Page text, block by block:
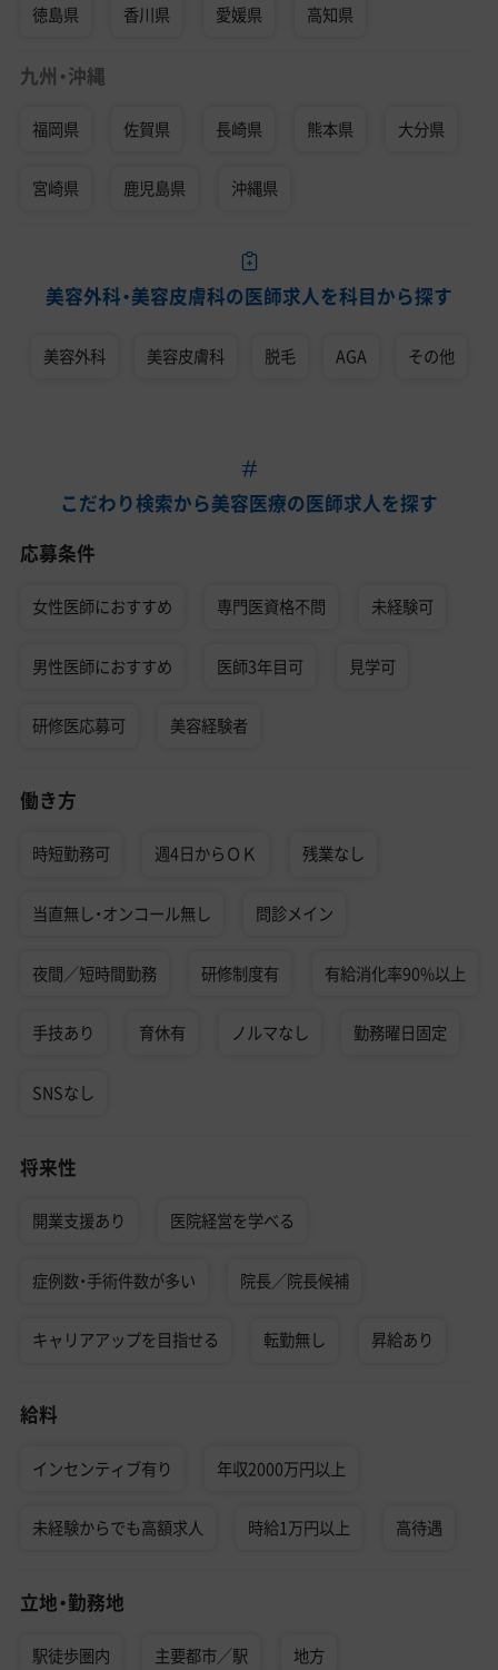
徳島県 香川県 愛媛県 高知県
九州・沖縄
福岡県 佐賀県 長崎県 熊本県 大分県
宮崎県 鹿児島県 沖縄県
美容外科・美容皮膚科の医師求人を科目から探す
美容外科 美容皮膚科 脱毛 AGA その他
こだわり検索から美容医療の医師求人を探す
応募条件
女性医師におすすめ 専門医資格不問 未経験可
男性医師におすすめ 医師3年目可 見学可
研修医応募可 美容経験者
働き方
時短勤務可 週4日からＯＫ 残業なし
当直無し・オンコール無し 問診メイン
夜間／短時間勤務 研修制度有 有給消化率90%以上
手技あり 育休有 ノルマなし 勤務曜日固定
SNSなし
将来性
開業支援あり 医院経営を学べる
症例数・手術件数が多い 院長／院長候補
キャリアアップを目指せる 転勤無し 昇給あり
給料
インセンティブ有り 年収2000万円以上
未経験からでも高額求人 時給1万円以上 高待遇
立地・勤務地
駅徒歩圏内 主要都市／駅 地方